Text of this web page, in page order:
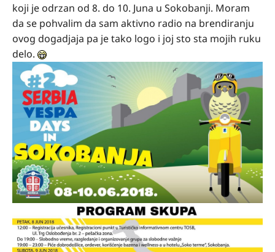
koji je odrzan od 8. do 10. Juna u Sokobanji. Moram
da se pohvalim da sam aktivno radio na brendiranju
ovog dogadjaja pa je tako logo i joj sto sta mojih ruku
delo.